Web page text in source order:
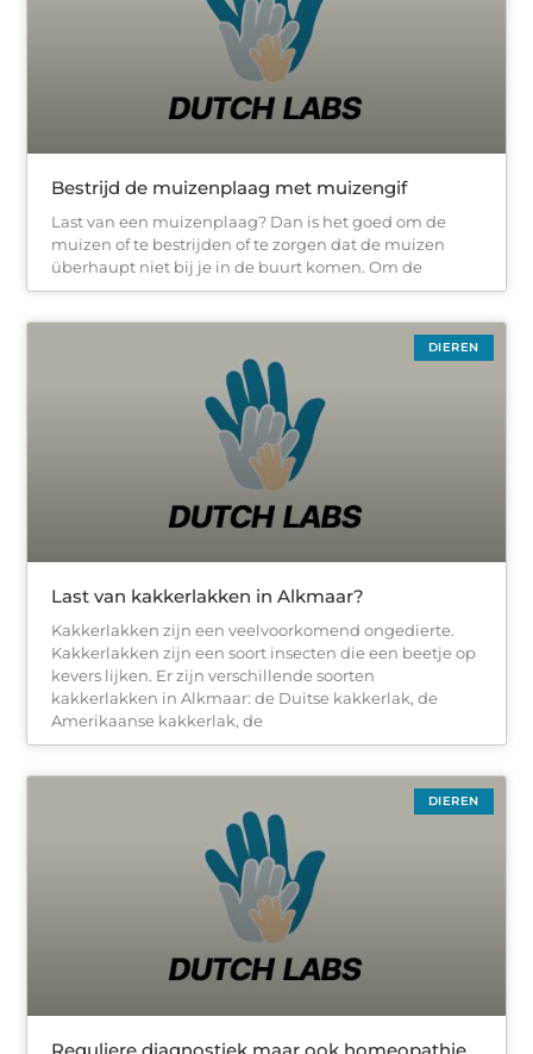
Bestrijd de muizenplaag met muizengif
Last van een muizenplaag? Dan is het goed om de
muizen of te bestrijden of te zorgen dat de muizen
überhaupt niet bij je in de buurt komen. Om de
DIEREN
Last van kakkerlakken in Alkmaar?
Kakkerlakken zijn een veelvoorkomend ongedierte.
Kakkerlakken zijn een soort insecten die een beetje op
kevers lijken. Er zijn verschillende soorten
kakkerlakken in Alkmaar: de Duitse kakkerlak, de
Amerikaanse kakkerlak, de
DIEREN
Reguliere diagnostiek maar ook homeopathie